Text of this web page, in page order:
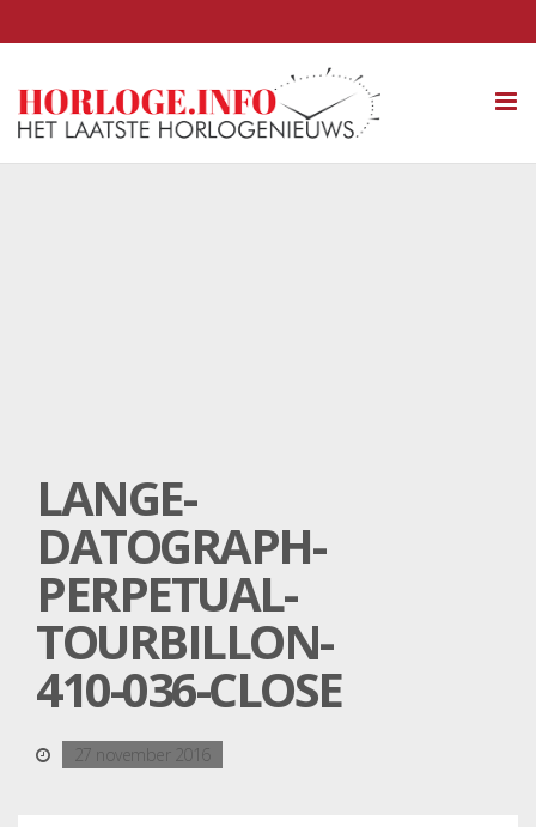
LANGE-
DATOGRAPH-
PERPETUAL-
TOURBILLON-
410-036-CLOSE
27 november 2016